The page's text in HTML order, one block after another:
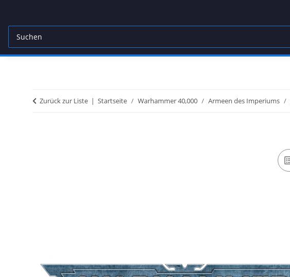
Zurück zur Liste Startseite Warhammer 40,000 Armeen des Imperiums